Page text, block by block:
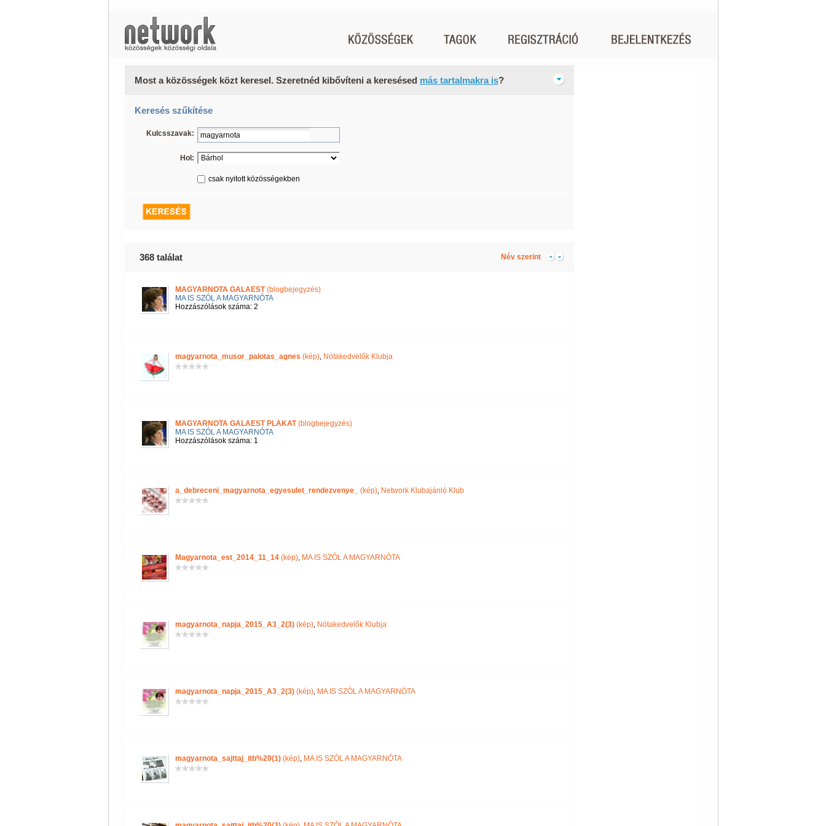
Most a közösségek közt keresel. Szeretnéd kibővíteni a keresésed más tartalmakra is?
Keresés szűkítése
Kulcsszavak:
Hol:
csak nyitott közösségekben
368 találat Név szerint
MAGYARNOTA GALAEST(blogbejegyzés)
MA IS SZÓL A MAGYARNÓTA
Hozzászólások száma: 2
magyarnota_musor_palotas_agnes (kép), Nótakedvelők Klubja
MAGYARNOTA GALAEST PLAKAT(blogbejegyzés)
MA IS SZÓL A MAGYARNÓTA
Hozzászólások száma: 1
a_debreceni_magyarnota_egyesulet_rendezvenye_ (kép), Network Klubajánló Klub
Magyarnota_est_2014_11_14(kép), MA IS SZÓL A MAGYARNÓTA
magyarnota_napja_2015_A3_2(3)(kép), Nótakedvelők Klubja
magyarnota_napja_2015_A3_2(3)(kép), MA IS SZÓL A MAGYARNÓTA
magyarnota_sajttaj_itb%20(1)(kép), MA IS SZÓL A MAGYARNÓTA